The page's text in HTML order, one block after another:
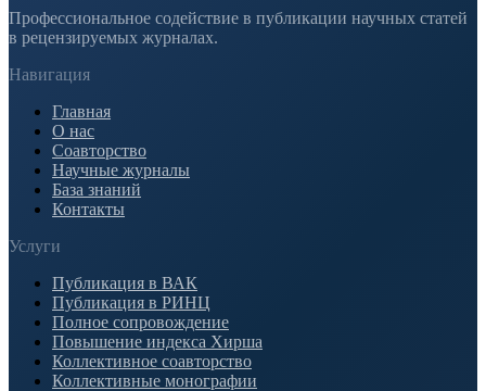
Профессиональное содействие в публикации научных статей
в рецензируемых журналах.
Навигация
Главная
О нас
Соавторство
Научные журналы
База знаний
Контакты
Услуги
Публикация в ВАК
Публикация в РИНЦ
Полное сопровождение
Повышение индекса Хирша
Коллективное соавторство
Коллективные монографии